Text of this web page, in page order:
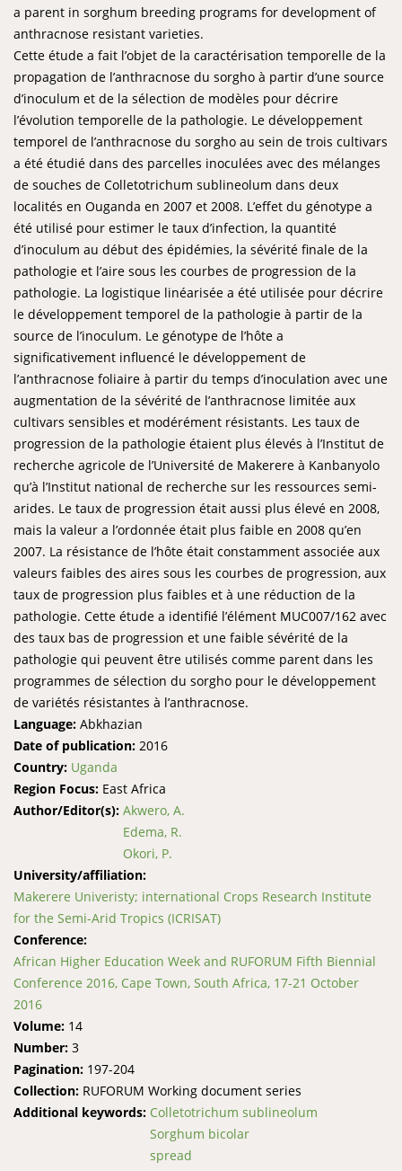
a parent in sorghum breeding programs for development of
anthracnose resistant varieties.
Cette étude a fait l’objet de la caractérisation temporelle de la
propagation de l’anthracnose du sorgho à partir d’une source
d’inoculum et de la sélection de modèles pour décrire
l’évolution temporelle de la pathologie. Le développement
temporel de l’anthracnose du sorgho au sein de trois cultivars
a été étudié dans des parcelles inoculées avec des mélanges
de souches de Colletotrichum sublineolum dans deux
localités en Ouganda en 2007 et 2008. L’effet du génotype a
été utilisé pour estimer le taux d’infection, la quantité
d’inoculum au début des épidémies, la sévérité finale de la
pathologie et l’aire sous les courbes de progression de la
pathologie. La logistique linéarisée a été utilisée pour décrire
le développement temporel de la pathologie à partir de la
source de l’inoculum. Le génotype de l’hôte a
significativement influencé le développement de
l’anthracnose foliaire à partir du temps d’inoculation avec une
augmentation de la sévérité de l’anthracnose limitée aux
cultivars sensibles et modérément résistants. Les taux de
progression de la pathologie étaient plus élevés à l’Institut de
recherche agricole de l’Université de Makerere à Kanbanyolo
qu’à l’Institut national de recherche sur les ressources semi-
arides. Le taux de progression était aussi plus élevé en 2008,
mais la valeur a l’ordonnée était plus faible en 2008 qu’en
2007. La résistance de l’hôte était constamment associée aux
valeurs faibles des aires sous les courbes de progression, aux
taux de progression plus faibles et à une réduction de la
pathologie. Cette étude a identifié l’élément MUC007/162 avec
des taux bas de progression et une faible sévérité de la
pathologie qui peuvent être utilisés comme parent dans les
programmes de sélection du sorgho pour le développement
de variétés résistantes à l’anthracnose.
Language: Abkhazian
Date of publication: 2016
Country: Uganda
Region Focus: East Africa
Author/Editor(s): Akwero, A.
Edema, R.
Okori, P.
University/affiliation:
Makerere Univeristy; international Crops Research Institute
for the Semi-Arid Tropics (ICRISAT)
Conference:
African Higher Education Week and RUFORUM Fifth Biennial
Conference 2016, Cape Town, South Africa, 17-21 October
2016
Volume: 14
Number: 3
Pagination: 197-204
Collection: RUFORUM Working document series
Additional keywords: Colletotrichum sublineolum
Sorghum bicolar
spread